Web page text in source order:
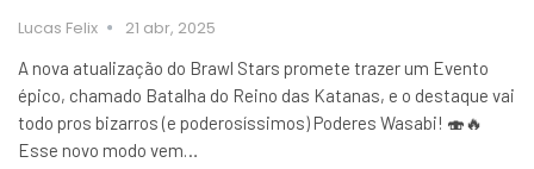
Lucas Felix 21 abr, 2025
A nova atualização do Brawl Stars promete trazer um Evento
épico, chamado Batalha do Reino das Katanas, e o destaque vai
todo pros bizarros (e poderosíssimos) Poderes Wasabi! 🍣🔥
Esse novo modo vem…